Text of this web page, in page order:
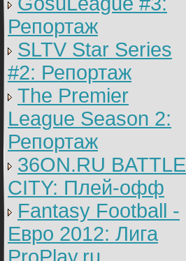
Репортаж
SLTV Star Series
#2: Репортаж
The Premier
League Season 2:
Репортаж
36ON.RU BATTLE
CITY: Плей-офф
Fantasy Football -
Евро 2012: Лига